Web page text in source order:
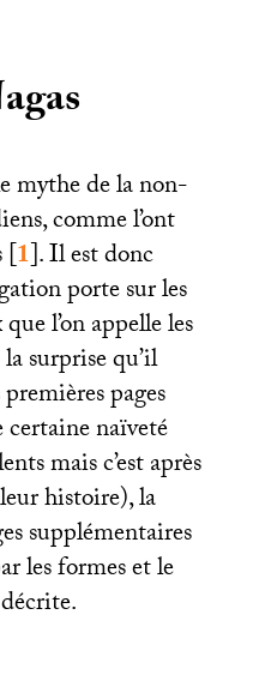
mythe de la non-
comme l’ont
[1]. Il est donc
porte sur les
l’on appelle les
surprise qu’il
pages
naïveté
mais c’est après
histoire), la
supplémentaires
les formes et le